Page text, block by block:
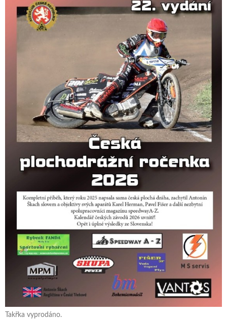
Takřka vyprodáno.